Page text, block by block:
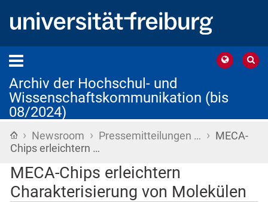
Archiv der Hochschul- und
Wissenschaftskommunikation (bis
08/2024)
Startseite
› Newsroom › Pressemitteilungen … › MECA-
Chips erleichtern …
MECA-Chips erleichtern
Charakterisierung von Molekülen